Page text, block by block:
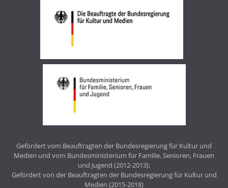
Gefördert vom Beauftragten der Bundesregierung für Kultur und
Medien und vom Bundesministerium für Familie, Senioren, Frauen
und Jugend (2012-2013);
Gefördert von der Beauftragten der Bundesregierung für Kultur und
Medien (2015-2018)